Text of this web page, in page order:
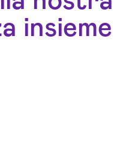
insieme